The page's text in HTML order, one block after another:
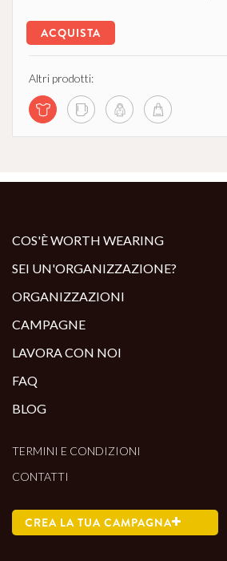
ACQUISTA
Altri prodotti:
COS'È WORTH WEARING
SEI UN'ORGANIZZAZIONE?
ORGANIZZAZIONI
CAMPAGNE
LAVORA CON NOI
FAQ
BLOG
TERMINI E CONDIZIONI
CONTATTI
CREA LA TUA CAMPAGNA